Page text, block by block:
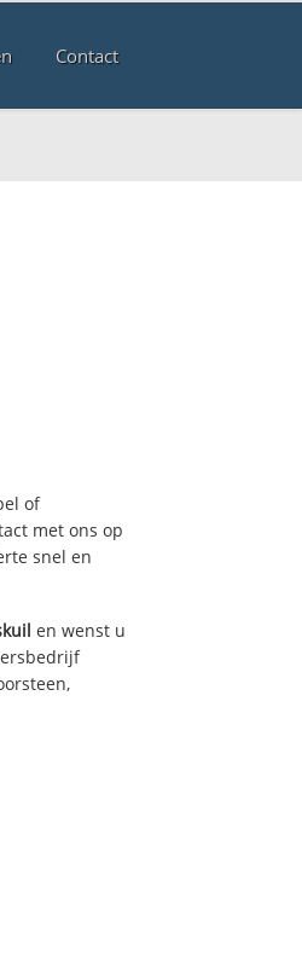
Contact
of
met ons op
snel en
en wenst u